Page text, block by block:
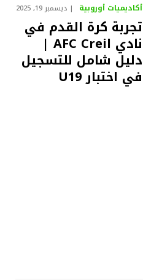
أكاديميات أوروبية ديسمبر 19, 2025
تجربة كرة القدم في
نادي AFC Creil |
دليل شامل للتسجيل
في اختبار U19